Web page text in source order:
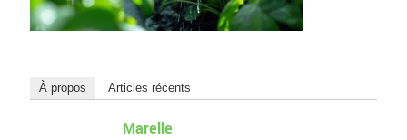
À propos Articles récents
Marelle